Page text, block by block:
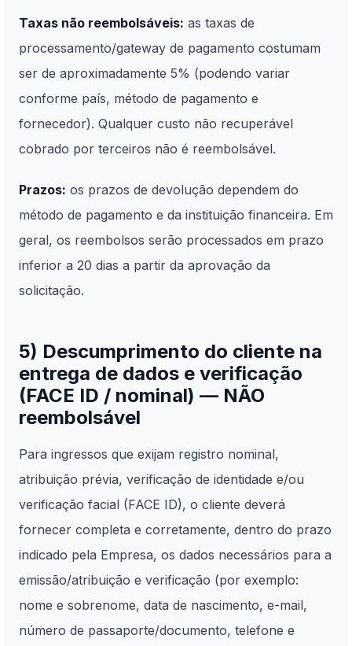
Taxas não reembolsáveis: as taxas de
processamento/gateway de pagamento costumam
ser de aproximadamente 5% (podendo variar
conforme país, método de pagamento e
fornecedor). Qualquer custo não recuperável
cobrado por terceiros não é reembolsável.
Prazos: os prazos de devolução dependem do
método de pagamento e da instituição financeira. Em
geral, os reembolsos serão processados em prazo
inferior a 20 dias a partir da aprovação da
solicitação.
5) Descumprimento do cliente na
entrega de dados e verificação
(FACE ID / nominal) — NÃO
reembolsável
Para ingressos que exijam registro nominal,
atribuição prévia, verificação de identidade e/ou
verificação facial (FACE ID), o cliente deverá
fornecer completa e corretamente, dentro do prazo
indicado pela Empresa, os dados necessários para a
emissão/atribuição e verificação (por exemplo:
nome e sobrenome, data de nascimento, e-mail,
número de passaporte/documento, telefone e